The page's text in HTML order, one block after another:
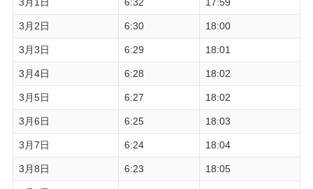
3月2日 6:30 18:00
3月3日 6:29 18:01
3月4日 6:28 18:02
3月5日 6:27 18:02
3月6日 6:25 18:03
3月7日 6:24 18:04
3月8日 6:23 18:05